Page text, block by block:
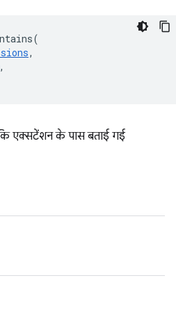
(
,
,
एक्सटेंशन के पास बताई गई